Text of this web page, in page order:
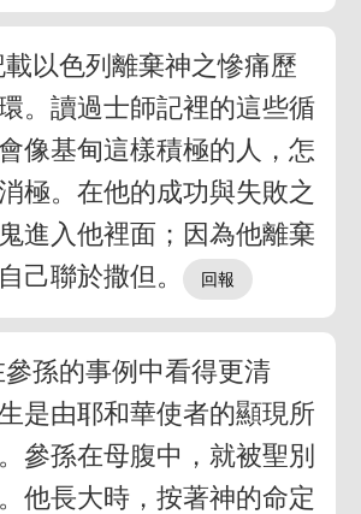
以色列離棄神之慘痛歷
。讀過士師記裡的這些循
像基甸這樣積極的人，怎
極。在他的成功與失敗之
進入他裡面；因為他離棄
己聯於撒但。
孫的事例中看得更清
是由耶和華使者的顯現所
參孫在母腹中，就被聖別
他長大時，按著神的命定